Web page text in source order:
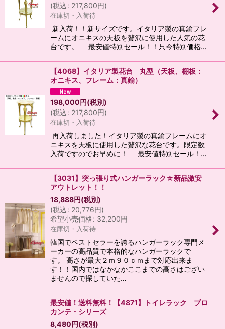
(税込: 217,800円)
在庫切・入荷待
新入荷！！新サイズです。イタリア製の真鍮フレ
ームにオニキスの天板を贅沢に使用した人気の花
台です。 最安値特別セール！！只今特別価格…
【4068】イタリア製花台 丸型（天板、棚板：
オニキス、フレーム：真鍮）
198,000円(税別)
(税込: 217,800円)
在庫切・入荷待
再入荷しました！イタリア製の真鍮フレームにオ
ニキスを天板に使用した贅沢な花台です。限定数
入荷ですのでお早めに！ 最安値特別セール！…
【3031】突っ張り式ハンガーラック☆新品激安
アウトレット！！
18,888円(税別)
(税込: 20,776円)
希望小売価格: 32,200円
在庫切・入荷待
韓国でベストセラーを誇るハンガーラック専門メ
ーカーの高品質で本格的なハンガーラックで
す。 高さが最大２ｍ９０ｃｍまで対応出来ま
す！！国内ではなかなかここまでの高さはござい
ませんので探していた…
最安値！送料無料！【4871】トイレラック ブロ
カンテ・シリーズ
8,480円(税別)